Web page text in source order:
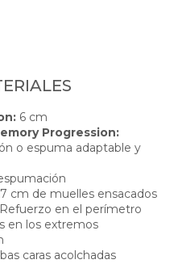
6 cm
Progression:
o espuma adaptable y
cm de muelles ensacados
Refuerzo en el perímetro
en los extremos
caras acolchadas